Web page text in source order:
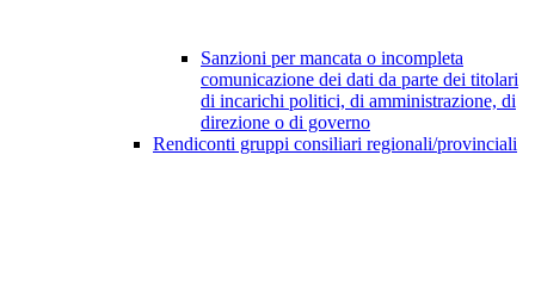
Sanzioni per mancata o incompleta
comunicazione dei dati da parte dei titolari
di incarichi politici, di amministrazione, di
direzione o di governo
Rendiconti gruppi consiliari regionali/provinciali